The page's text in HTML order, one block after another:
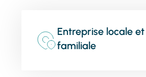
Entreprise locale et
familiale